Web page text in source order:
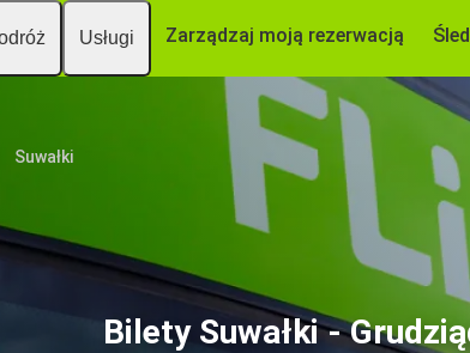
Usługi Zarządzaj moją rezerwacją
Suwałki
Bilety Suwałki -